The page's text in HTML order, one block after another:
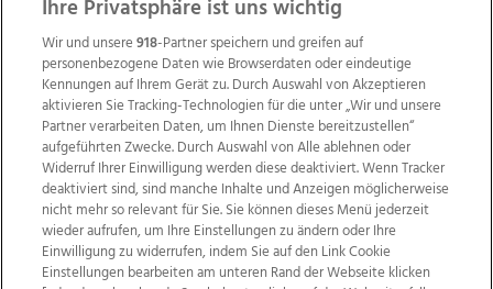
Ihre Privatsphäre ist uns wichtig
Wir und unsere918-Partner speichern und greifen auf
personenbezogene Daten wie Browserdaten oder eindeutige
Kennungen auf Ihrem Gerät zu. Durch Auswahl von Akzeptieren
aktivieren Sie Tracking-Technologien für die unter „Wir und unsere
Partner verarbeiten Daten, um Ihnen Dienste bereitzustellen“
aufgeführten Zwecke. Durch Auswahl von Alle ablehnen oder
Widerruf Ihrer Einwilligung werden diese deaktiviert. Wenn Tracker
deaktiviert sind, sind manche Inhalte und Anzeigen möglicherweise
nicht mehr so relevant für Sie. Sie können dieses Menü jederzeit
wieder aufrufen, um Ihre Einstellungen zu ändern oder Ihre
Einwilligung zu widerrufen, indem Sie auf den Link Cookie
Einstellungen bearbeiten am unteren Rand der Webseite klicken